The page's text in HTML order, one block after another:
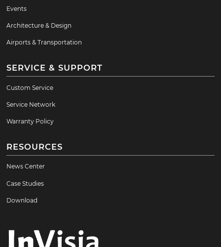
Events
Architecture & Design
Airports & Transportation
SERVICE & SUPPORT
Custom Service
Service Network
Warranty Policy
RESOURCES
News Center
Case Studies
Download